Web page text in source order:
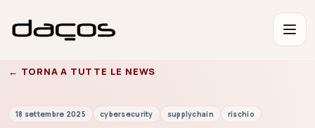
← TORNA A TUTTE LE NEWS
18 settembre 2025 cybersecurity supplychain rischio